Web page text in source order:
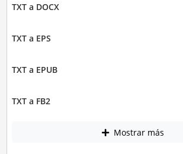
TXT a DOCX
TXT a EPS
TXT a EPUB
TXT a FB2
Mostrar más